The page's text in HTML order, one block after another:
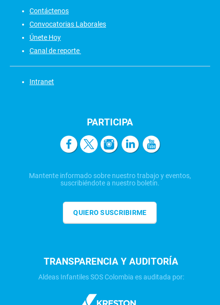
Contáctenos
Convocatorias Laborales
Únete Hoy
Canal de reporte
Intranet
PARTICIPA
Mantente informado sobre nuestro trabajo y eventos,
suscribiéndote a nuestro boletín.
QUIERO SUSCRIBIRME
TRANSPARENCIA Y AUDITORÍA
Aldeas Infantiles SOS Colombia es auditada por: